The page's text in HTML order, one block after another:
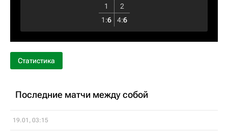
1
2
1 :6 4:6
Статистика
Последние матчи между собой
19.01, 03:15